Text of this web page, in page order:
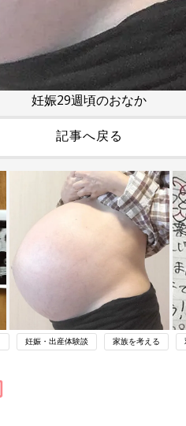
妊娠29週頃のおなか
記事へ戻る
妊娠・出産体験談 家族を考える